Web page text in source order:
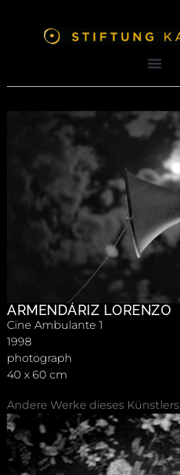
ARMENDÁRIZ LORENZO
Cine Ambulante 1
1998
photograph
40 x 60 cm
Andere Werke dieses Künstlers